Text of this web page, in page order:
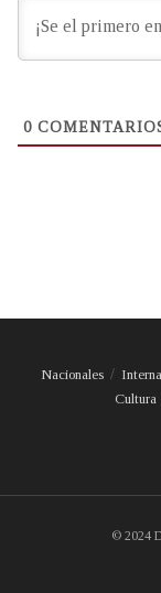
0
Nacionales
Cultura
© 2024